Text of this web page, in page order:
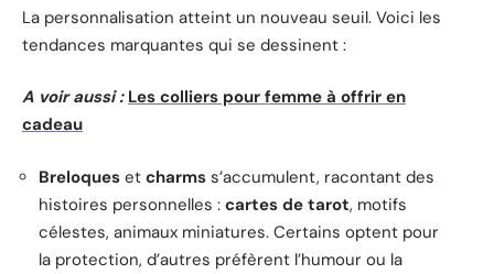
La personnalisation atteint un nouveau seuil. Voici les
tendances marquantes qui se dessinent :
A voir aussi : Les colliers pour femme à offrir en
cadeau
Breloques et charms s’accumulent, racontant des
histoires personnelles : cartes de tarot, motifs
célestes, animaux miniatures. Certains optent pour
la protection, d’autres préfèrent l’humour ou la